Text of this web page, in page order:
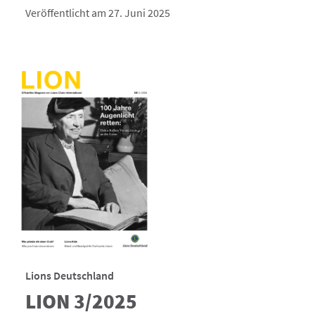
Veröffentlicht am 27. Juni 2025
Lions Deutschland
LION 3/2025